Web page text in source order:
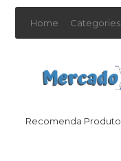
Home Categories
Recomenda Produto